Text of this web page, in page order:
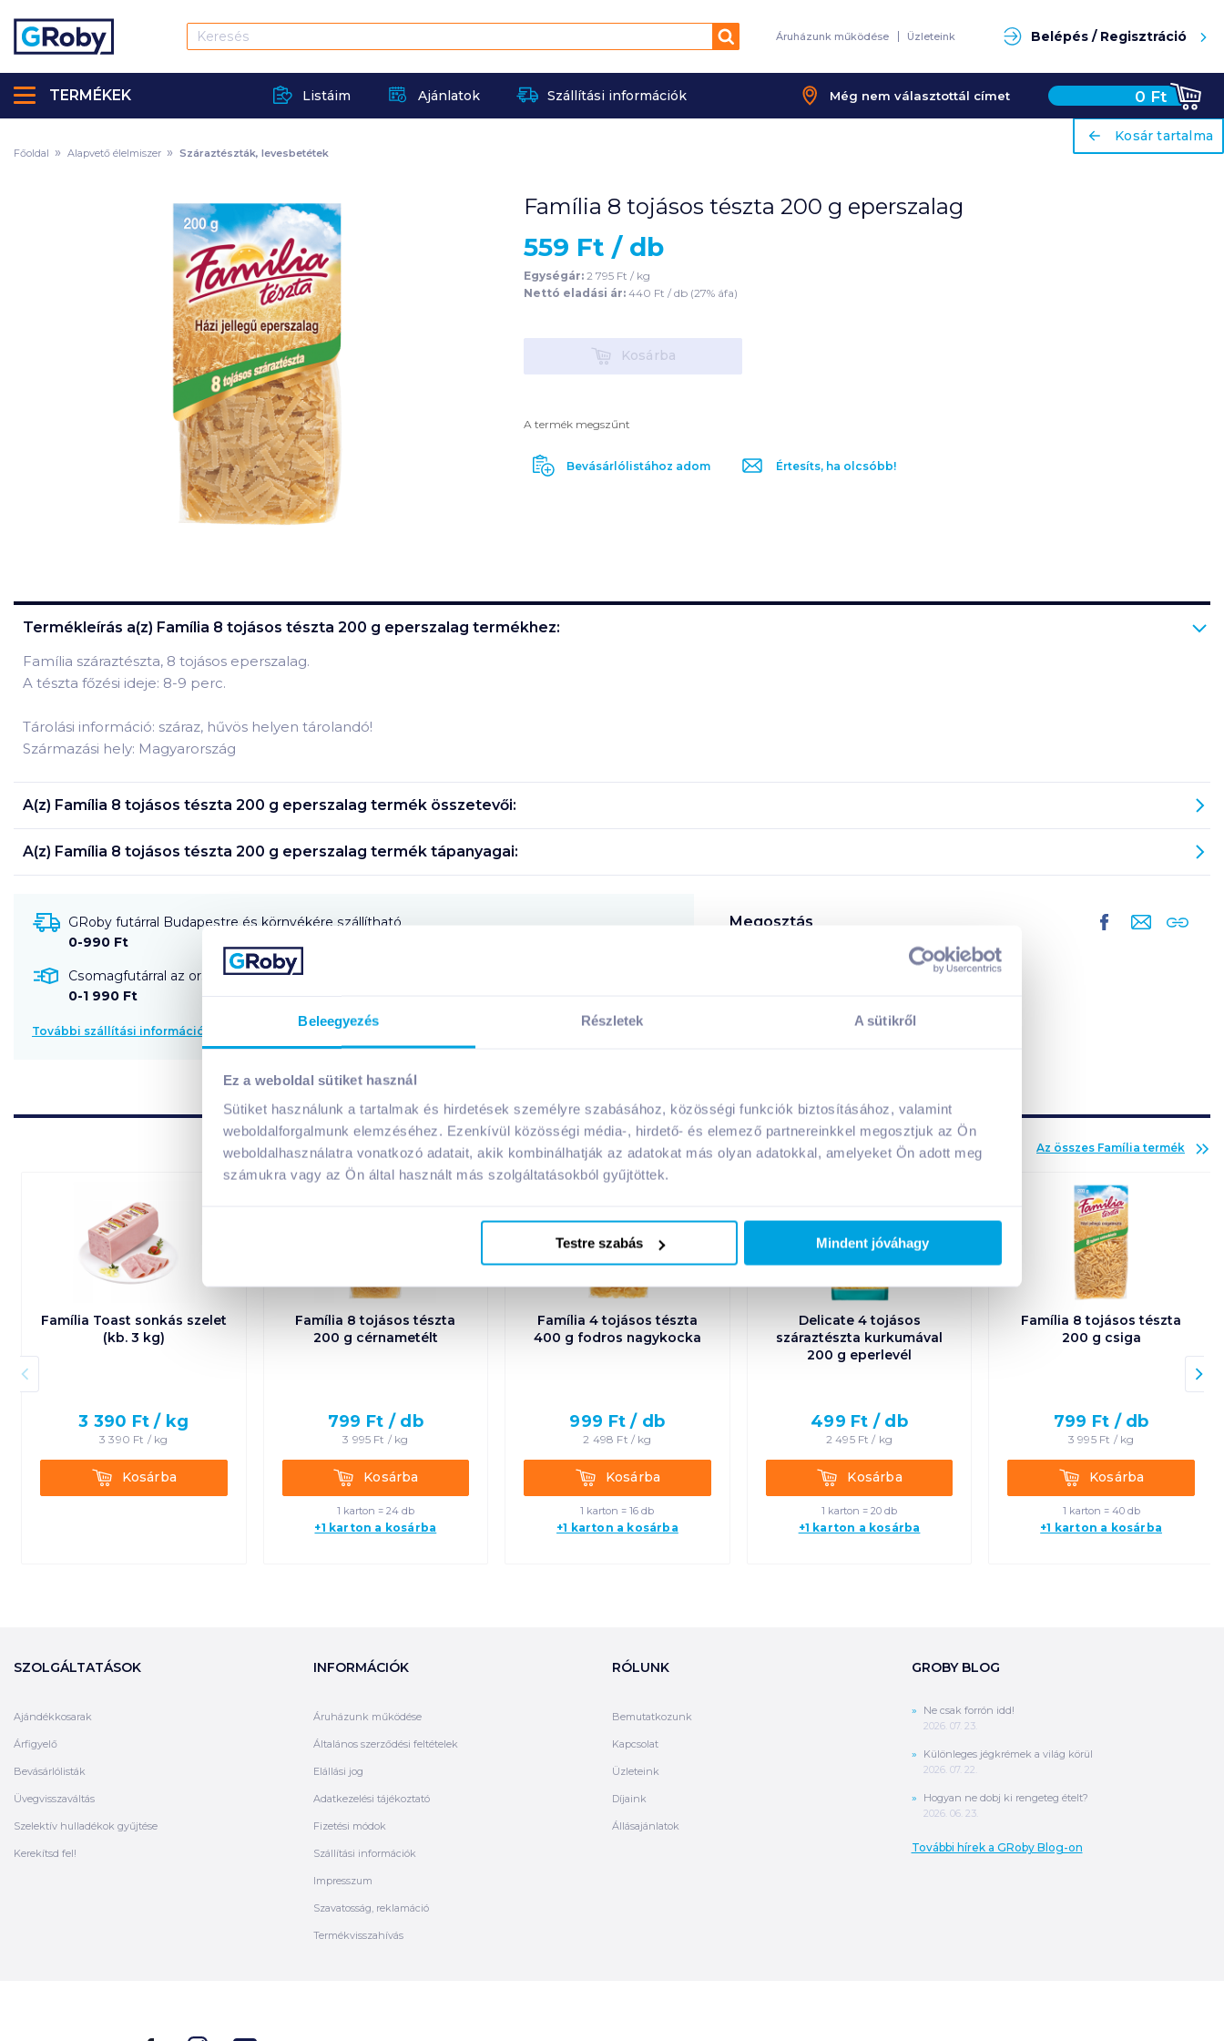
Beleegyezés Részletek A sütikről
Ez a weboldal sütiket használ
Sütiket használunk a tartalmak és hirdetések személyre szabásához, közösségi funkciók biztosításához, valamint
weboldalforgalmunk elemzéséhez. Ezenkívül közösségi média-, hirdető- és elemező partnereinkkel megosztjuk az Ön
weboldalhasználatra vonatkozó adatait, akik kombinálhatják az adatokat más olyan adatokkal, amelyeket Ön adott meg
számukra vagy az Ön által használt más szolgáltatásokból gyűjtöttek.
Testre szabás Mindent jóváhagy
Keresés Áruházunk működése Üzleteink Belépés / Regisztráció
Listáim Ajánlatok Szállítási információk Még nem választottál címet 0 Ft
TERMÉKEK
ariaLabel
Kosár tartalma
Adj hozzá termékeket!
Főoldal Alapvető élelmiszer Száraztészták, levesbetétek
Família 8 tojásos tészta 200 g eperszalag
559 Ft / db
Egységár: 2 795 Ft / kg
Nettó eladási ár: 440 Ft / db (27% áfa)
KosárbaKosárba
A termék megszűnt
Bevásárlólistához adom Értesíts, ha olcsóbb!
Termékleírás a(z) Família 8 tojásos tészta 200 g eperszalag termékhez:
Família száraztészta, 8 tojásos eperszalag.
A tészta főzési ideje: 8-9 perc.
Tárolási információ: száraz, hűvös helyen tárolandó!
Származási hely: Magyarország
A(z) Família 8 tojásos tészta 200 g eperszalag termék összetevői:
A(z) Família 8 tojásos tészta 200 g eperszalag termék tápanyagai:
GRoby futárral Budapestre és környékére szállítható
0-990 Ft
Csomagfutárral az ország egész területére szállítható!
0-1 990 Ft
További szállítási információk
Megosztás
Az összes Família termék
Família Toast sonkás szelet
(kb. 3 kg)
3 390 Ft / kg
3 390 Ft / kg
KosárbaKosárba
Família 8 tojásos tészta
200 g cérnametélt
799 Ft / db
3 995 Ft / kg
KosárbaKosárba
1 karton = 24 db
+1 karton a kosárba
Família 4 tojásos tészta
400 g fodros nagykocka
999 Ft / db
2 498 Ft / kg
KosárbaKosárba
1 karton = 16 db
+1 karton a kosárba
Delicate 4 tojásos
száraztészta kurkumával
200 g eperlevél
499 Ft / db
2 495Ft / kg
KosárbaKosárba
1 karton = 20 db
+1 karton a kosárba
Família 8 tojásos tészta
200 g csiga
799 Ft / db
3 995Ft / kg
KosárbaKosárba
1 karton = 40 db
+1 karton a kosárba
SZOLGÁLTATÁSOK
Ajándékkosarak
Árfigyelő
Bevásárlólisták
Üvegvisszaváltás
Szelektív hulladékok gyűjtése
Kerekítsd fel!
INFORMÁCIÓK
Áruházunk működése
Általános szerződési feltételek
Elállási jog
Adatkezelési tájékoztató
Fizetési módok
Szállítási információk
Impresszum
Szavatosság, reklamáció
Termékvisszahívás
RÓLUNK
Bemutatkozunk
Kapcsolat
Üzleteink
Díjaink
Állásajánlatok
GROBY BLOG
Ne csak forrón idd!
2026. 07. 23.
Különleges jégkrémek a világ körül
2026. 07. 22.
Hogyan ne dobj ki rengeteg ételt?
2026. 06. 23.
További hírek a GRoby Blog-on